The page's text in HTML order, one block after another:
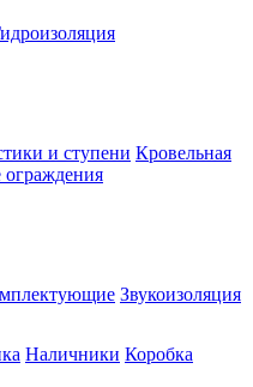
и ступени Кровельная
Звукоизоляция
Наличники Коробка